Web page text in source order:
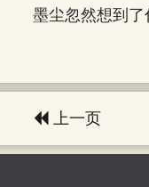
墨尘忽然想到了
上一页